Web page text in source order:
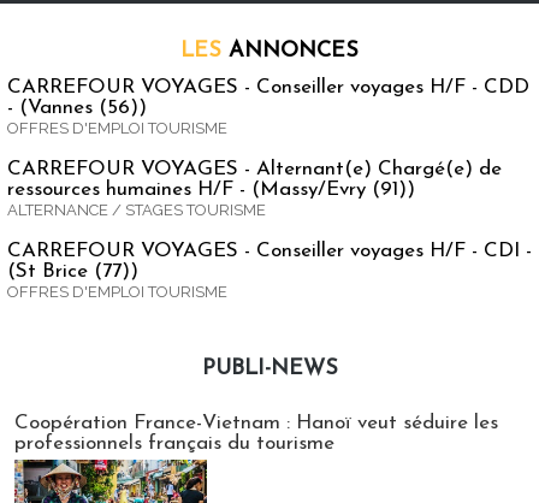
LES ANNONCES
CARREFOUR VOYAGES - Conseiller voyages H/F - CDD
- (Vannes (56))
OFFRES D'EMPLOI TOURISME
CARREFOUR VOYAGES - Alternant(e) Chargé(e) de
ressources humaines H/F - (Massy/Evry (91))
ALTERNANCE / STAGES TOURISME
CARREFOUR VOYAGES - Conseiller voyages H/F - CDI -
(St Brice (77))
OFFRES D'EMPLOI TOURISME
PUBLI-NEWS
Coopération France-Vietnam : Hanoï veut séduire les
professionnels français du tourisme